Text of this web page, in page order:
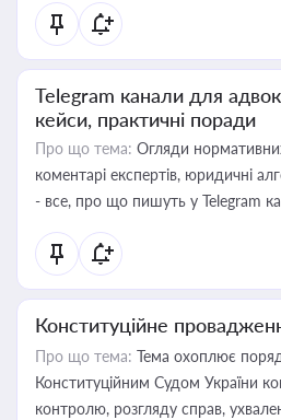
Telegram канали для
кейси, практичні поради
Про що тема: Огляди
коментарі експертів, юридичні
- все, про що пишуть у Telegram
Конституційне
Про що тема: Тема охоплює
Конституційним Судом України
контролю, розгляду справ,